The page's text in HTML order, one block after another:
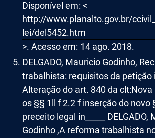
Disponível em: <
http://www.planalto.gov.br/
lei/del5452.htm
>. Acesso em: 14 ago. 2018.
DELGADO, Mauricio Godinho,
trabalhista: requisitos da petição
Alteração do art. 840 da clt:Nova
os §§ 1ll f 2.2 f inserção do novo
preceito legal in_____ DELGADO,
Godinho ,A reforma trabalhista